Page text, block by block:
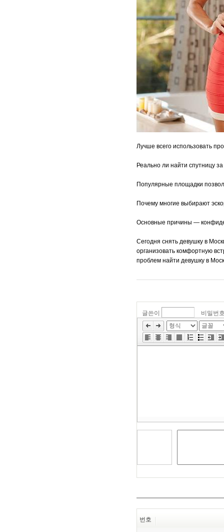
Лучше всего использовать
Реально ли найти спутницу
Популярные площадки
Почему многие выбирают
Основные причины —
Сегодня снять девушку в
организовать комфортную
проблем найти девушку в
글쓴이
비밀번
편
도
번호